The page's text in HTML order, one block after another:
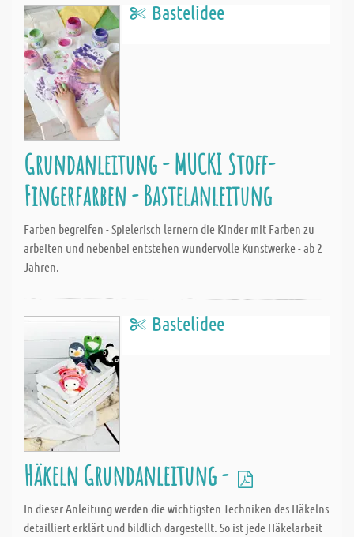
Bastelidee
Grundanleitung - MUCKI Stoff-
Fingerfarben - Bastelanleitung
Farben begreifen - Spielerisch lernern die Kinder mit Farben zu
arbeiten und nebenbei entstehen wundervolle Kunstwerke - ab 2
Jahren.
Bastelidee
Häkeln Grundanleitung -
In dieser Anleitung werden die wichtigsten Techniken des Häkelns
detailliert erklärt und bildlich dargestellt. So ist jede Häkelarbeit